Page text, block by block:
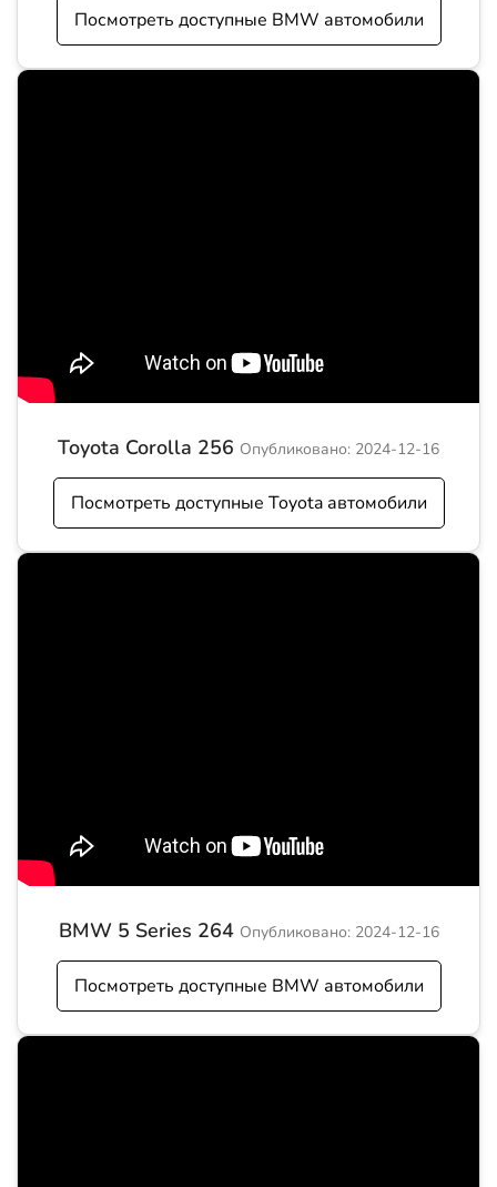
Посмотреть доступные BMW автомобили
Toyota Corolla 256 Опубликовано: 2024-12-16
Посмотреть доступные Toyota автомобили
BMW 5 Series 264 Опубликовано: 2024-12-16
Посмотреть доступные BMW автомобили